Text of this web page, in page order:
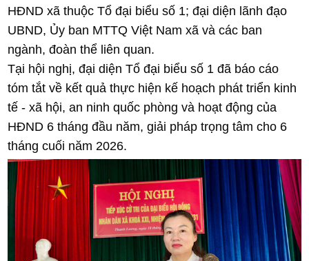
HĐND xã thuộc Tổ đại biểu số 1; đại diện lãnh đạo
UBND, Ủy ban MTTQ Việt Nam xã và các ban
ngành, đoàn thể liên quan.
Tại hội nghị, đại diện Tổ đại biểu số 1 đã báo cáo
tóm tắt về kết quả thực hiện kế hoạch phát triển kinh
tế - xã hội, an ninh quốc phòng và hoạt động của
HĐND 6 tháng đầu năm, giải pháp trọng tâm cho 6
tháng cuối năm 2026.